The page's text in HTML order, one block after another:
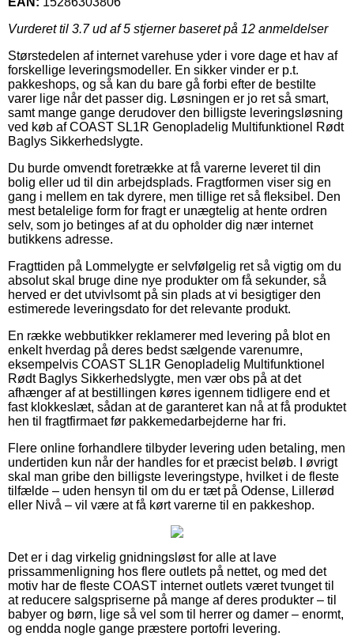
Vurderet til 3.7ud af 5 stjerner baseret på 12 anmeldelser
Størstedelen af internet varehuse yder i vore dage et hav af
forskellige leveringsmodeller. En sikker vinder er p.t.
pakkeshops, og så kan du bare gå forbi efter de bestilte
varer lige når det passer dig. Løsningen er jo ret så smart,
samt mange gange derudover den billigste leveringsløsning
ved køb af COAST SL1R Genopladelig Multifunktionel Rødt
Baglys Sikkerhedslygte.
Du burde omvendt foretrække at få varerne leveret til din
bolig eller ud til din arbejdsplads. Fragtformen viser sig en
gang i mellem en tak dyrere, men tillige ret så fleksibel. Den
mest betalelige form for fragt er unægtelig at hente ordren
selv, som jo betinges af at du opholder dig nær internet
butikkens adresse.
Fragttiden på Lommelygte er selvfølgelig ret så vigtig om du
absolut skal bruge dine nye produkter om få sekunder, så
herved er det utvivlsomt på sin plads at vi besigtiger den
estimerede leveringsdato for det relevante produkt.
En række webbutikker reklamerer med levering på blot en
enkelt hverdag på deres bedst sælgende varenumre,
eksempelvis COAST SL1R Genopladelig Multifunktionel
Rødt Baglys Sikkerhedslygte, men vær obs på at det
afhænger af at bestillingen køres igennem tidligere end et
fast klokkeslæt, sådan at de garanteret kan nå at få produktet
hen til fragtfirmaet før pakkemedarbejderne har fri.
Flere online forhandlere tilbyder levering uden betaling, men
undertiden kun når der handles for et præcist beløb. I øvrigt
skal man gribe den billigste leveringstype, hvilket i de fleste
tilfælde – uden hensyn til om du er tæt på Odense, Lillerød
eller Nivå – vil være at få kørt varerne til en pakkeshop.
Det er i dag virkelig gnidningsløst for alle at lave
prissammenligning hos flere outlets på nettet, og med det
motiv har de fleste COAST internet outlets været tvunget til
at reducere salgspriserne på mange af deres produkter – til
babyer og børn, lige så vel som til herrer og damer – enormt,
og endda nogle gange præstere portofri levering.